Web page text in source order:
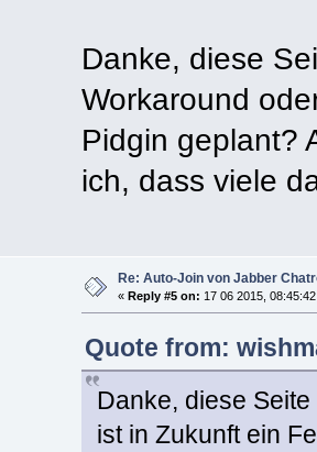
Danke, diese
Workaround
Pidgin geplant?
ich, dass viele
Re: Auto-Join von Jabber
« Reply #5 on: 17 06 2015,
Quote from:
Danke, diese
ist in Zukunft ein